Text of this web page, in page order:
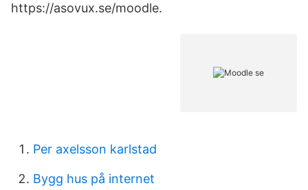
https://asovux.se/moodle.
Per axelsson karlstad
Bygg hus på internet